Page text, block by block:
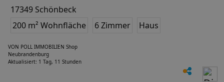
17349 Schönbeck
200 m² Wohnfläche
6 Zimmer Haus
VON POLL IMMOBILIEN Shop
Neubrandenburg
Aktualisiert: 1 Tag, 11 Stunden